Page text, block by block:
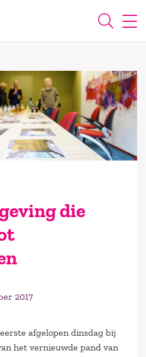
die
2017
afgelopen dinsdag bij
het vernieuwde pand van